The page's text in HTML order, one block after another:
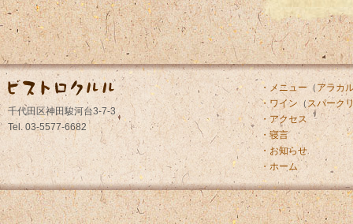
千代田区神田駿河台3-7-3
Tel. 03-5577-6682
・メニュー（ アラカ
・ワイン （スパーク
・アクセス
・寝言
・お知らせ
・ホーム